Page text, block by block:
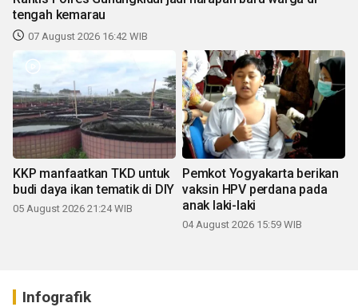
tengah kemarau
07 August 2026 16:42 WIB
KKP manfaatkan TKD untuk
budi daya ikan tematik di DIY
05 August 2026 21:24 WIB
Pemkot Yogyakarta berikan
vaksin HPV perdana pada
anak laki-laki
04 August 2026 15:59 WIB
Infografik